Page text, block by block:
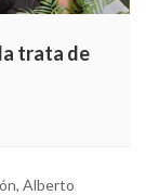
trata de
Alberto